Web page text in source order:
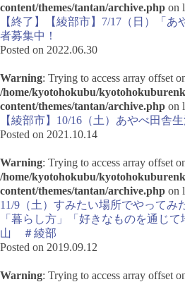
content/themes/tantan/archive.php on
【終了】【綾部市】7/17（日）「
者募集中！
Posted on 2022.06.30
Warning: Trying to access array offset
/home/kyotohokubu/
content/themes/tantan/archive.php on
【綾部市】10/16（土）あやべ田舎
Posted on 2021.10.14
Warning: Trying to access array offset
/home/kyotohokubu/
content/themes/tantan/archive.php on
11/9（土）すみたい場所でやってみ
「暮らし方」「好きなものを通じ
山 ＃綾部
Posted on 2019.09.12
Warning: Trying to access array offset